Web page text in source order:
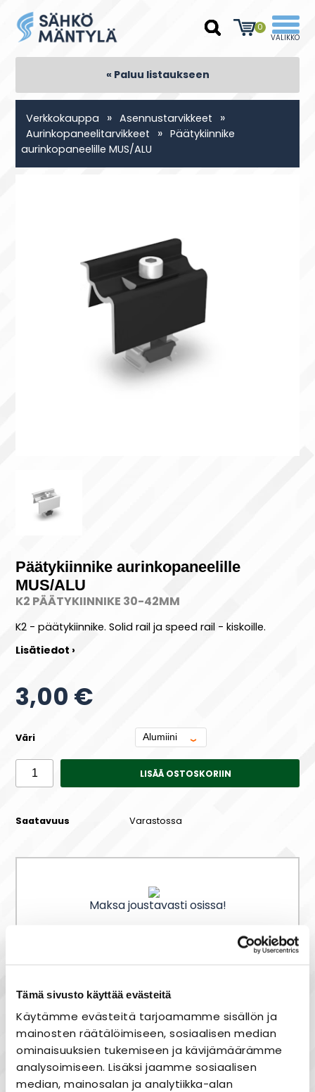
Tämä sivusto käyttää evästeitä
Käytämme evästeitä tarjoamamme sisällön ja
mainosten räätälöimiseen, sosiaalisen median
ominaisuuksien tukemiseen ja kävijämäärämme
analysoimiseen. Lisäksi jaamme sosiaalisen
median, mainosalan ja analytiikka-alan
0
« Paluu listaukseen
Verkkokauppa » Asennustarvikkeet »
Aurinkopaneelitarvikkeet » Päätykiinnike
aurinkopaneelille MUS/ALU
Päätykiinnike aurinkopaneelille
MUS/ALU
K2 PÄÄTYKIINNIKE 30-42MM
K2 - päätykiinnike. Solid rail ja speed rail - kiskoille.
Lisätiedot ›
3,00 €
Väri
LISÄÄ OSTOSKORIIN
Saatavuus Varastossa
Maksa joustavasti osissa!
Heti varastosta
Joustavat maksutavat